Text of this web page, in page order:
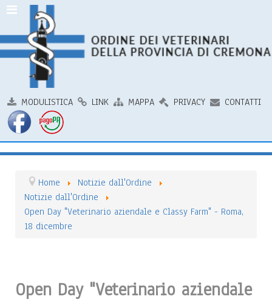
MODULISTICA LINK MAPPA PRIVACY CONTATTI
Home
Notizie dall'Ordine
Notizie dall'Ordine
Open Day "Veterinario aziendale e Classy Farm" - Roma,
18 dicembre
Open Day "Veterinario aziendale